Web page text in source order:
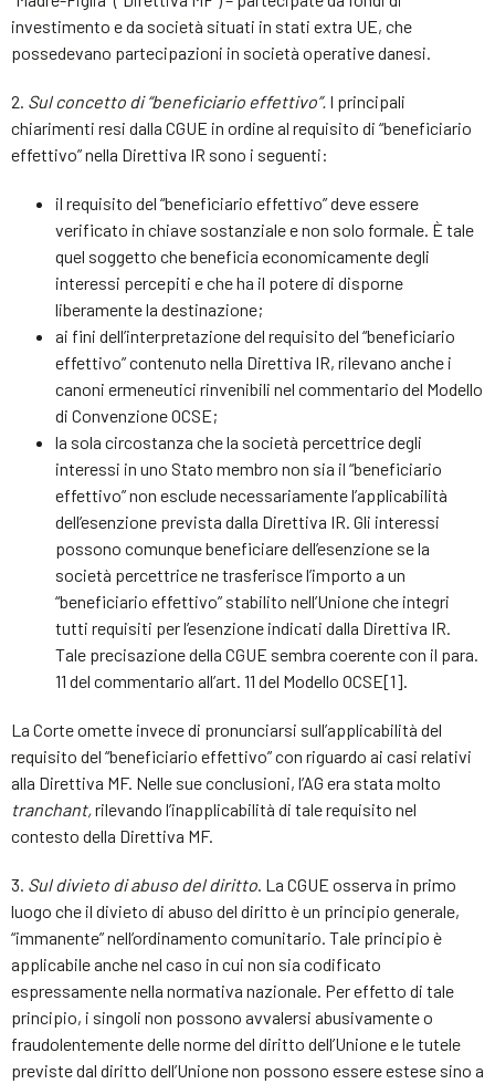
investimento e da società situati in stati extra UE, che
possedevano partecipazioni in società operative danesi.
2. Sul concetto di “beneficiario effettivo”. I principali
chiarimenti resi dalla CGUE in ordine al requisito di “beneficiario
effettivo” nella Direttiva IR sono i seguenti:
il requisito del “beneficiario effettivo” deve essere
verificato in chiave sostanziale e non solo formale. È tale
quel soggetto che beneficia economicamente degli
interessi percepiti e che ha il potere di disporne
liberamente la destinazione;
ai fini dell’interpretazione del requisito del “beneficiario
effettivo” contenuto nella Direttiva IR, rilevano anche i
canoni ermeneutici rinvenibili nel commentario del Modello
di Convenzione OCSE;
la sola circostanza che la società percettrice degli
interessi in uno Stato membro non sia il “beneficiario
effettivo” non esclude necessariamente l’applicabilità
dell’esenzione prevista dalla Direttiva IR. Gli interessi
possono comunque beneficiare dell’esenzione se la
società percettrice ne trasferisce l’importo a un
“beneficiario effettivo” stabilito nell’Unione che integri
tutti requisiti per l’esenzione indicati dalla Direttiva IR.
Tale precisazione della CGUE sembra coerente con il para.
11 del commentario all’art. 11 del Modello OCSE[1].
La Corte omette invece di pronunciarsi sull’applicabilità del
requisito del “beneficiario effettivo” con riguardo ai casi relativi
alla Direttiva MF. Nelle sue conclusioni, l’AG era stata molto
tranchant,rilevando l’inapplicabilità di tale requisito nel
contesto della Direttiva MF.
3. Sul divieto di abuso del diritto . La CGUE osserva in primo
luogo che il divieto di abuso del diritto è un principio generale,
“immanente” nell’ordinamento comunitario. Tale principio è
applicabile anche nel caso in cui non sia codificato
espressamente nella normativa nazionale. Per effetto di tale
principio, i singoli non possono avvalersi abusivamente o
fraudolentemente delle norme del diritto dell’Unione e le tutele
previste dal diritto dell’Unione non possono essere estese sino a